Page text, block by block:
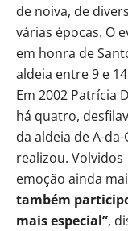
de noiva, de
várias épocas. O
em honra de
aldeia entre 9 e
Em 2002 Patrícia
há quatro,
da aldeia de A-
realizou. Volvidos
emoção ainda
também
mais especial”,